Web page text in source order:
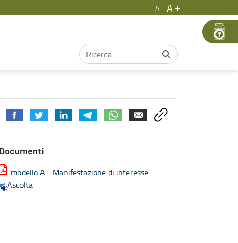
A
A
Documenti
modello A - Manifestazione di interesse
Ascolta